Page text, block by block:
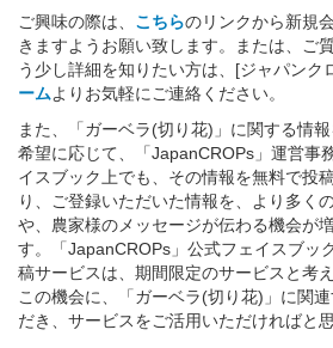
ご興味の際は、 こちらのリンクから新規
きますようお願い致します。または、ご
う少し詳細を知りたい方は、[ジャパンク
ームよりお気軽にご連絡ください。
また、「ガーベラ(切り花)」に関する情
希望に応じて、「JapanCROPs」運営事
イスブック上でも、その情報を無料で投
り、ご登録いただいた情報を、より多く
や、農家様のメッセージが伝わる機会が
す。「JapanCROPs」公式フェイスブッ
稿サービスは、期間限定のサービスと考
この機会に、「ガーベラ(切り花)」に関
だき、サービスをご活用いただければと思